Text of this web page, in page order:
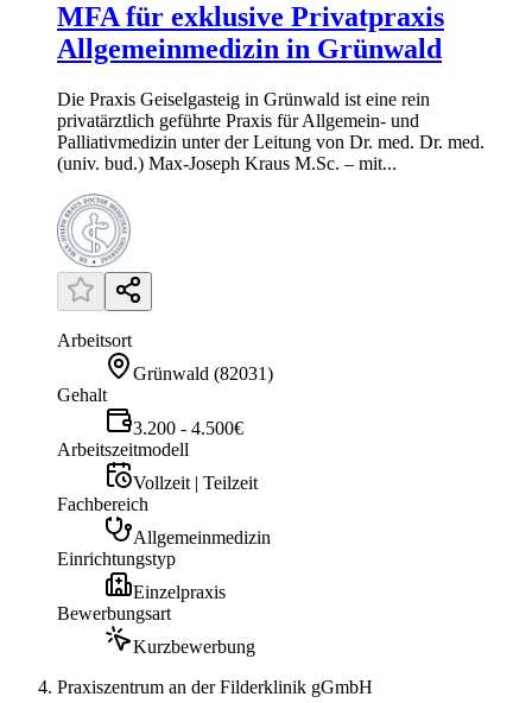
MFA für exklusive Privatpraxis
Allgemeinmedizin in Grünwald
Die Praxis Geiselgasteig in Grünwald ist eine rein
privatärztlich geführte Praxis für Allgemein- und
Palliativmedizin unter der Leitung von Dr. med. Dr. med.
(univ. bud.) Max-Joseph Kraus M.Sc. – mit...
Arbeitsort
Grünwald (82031)
Gehalt
3.200 - 4.500€
Arbeitszeitmodell
Vollzeit | Teilzeit
Fachbereich
Allgemeinmedizin
Einrichtungstyp
Einzelpraxis
Bewerbungsart
Kurzbewerbung
Praxiszentrum an der Filderklinik gGmbH